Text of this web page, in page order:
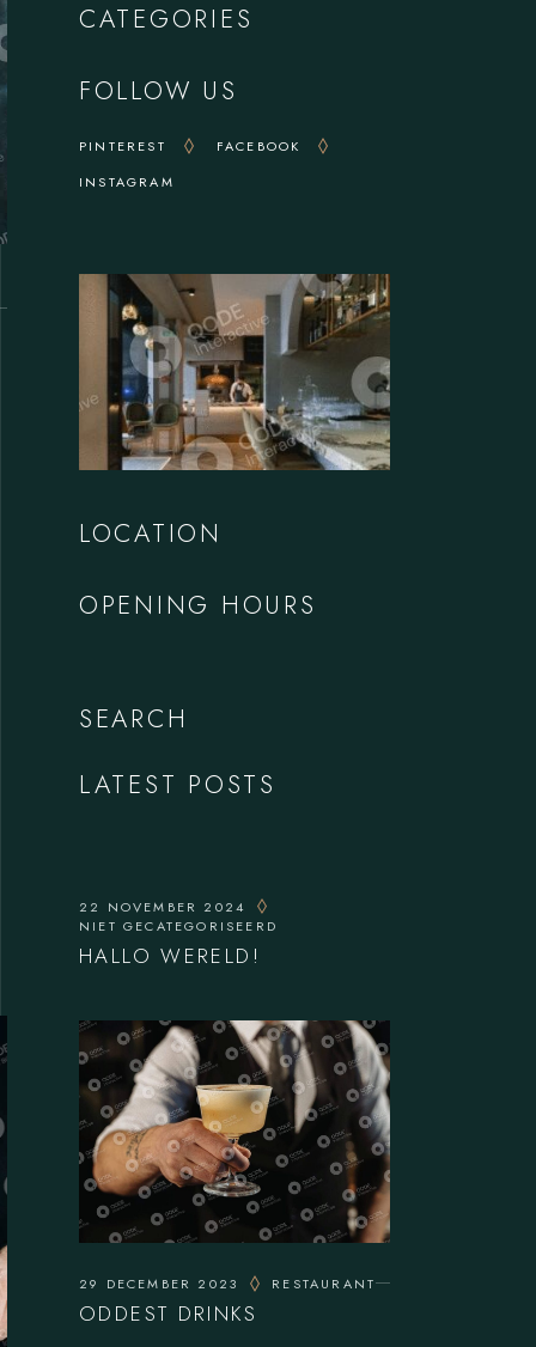
CATEGORIES
FOLLOW US
PINTEREST
FACEBOOK
INSTAGRAM
LOCATION
OPENING HOURS
SEARCH
LATEST POSTS
22 NOVEMBER 2024
NIET GECATEGORISEERD
HALLO WERELD!
29 DECEMBER 2023 RESTAURANT
ODDEST DRINKS